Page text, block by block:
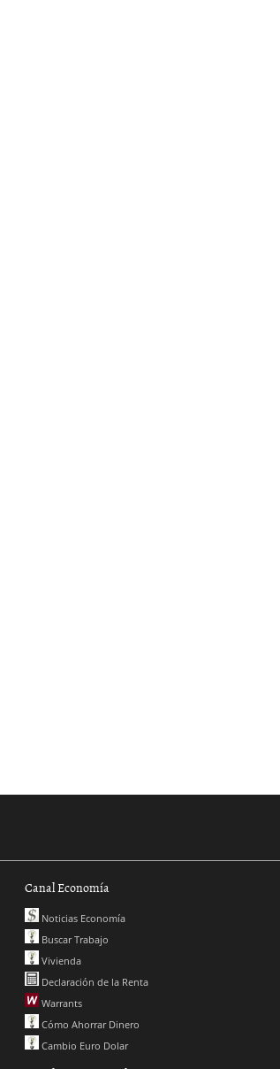
Canal Economía
Noticias Economía
Buscar Trabajo
Vivienda
Declaración de la Renta
Warrants
Cómo Ahorrar Dinero
Cambio Euro Dolar